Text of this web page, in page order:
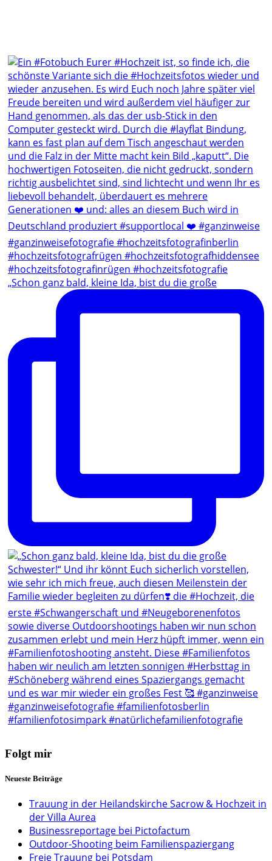
„Schon ganz bald, kleine Ida, bist du die große
Folgt mir
Neueste Beiträge
Trauung in der Heilandskirche Sacrow & Hochzeit in
der Villa Aurea
Businessreportage bei Pictofactum
Outdoor-Shooting beim Familienspaziergang
Freie Trauung bei Potsdam